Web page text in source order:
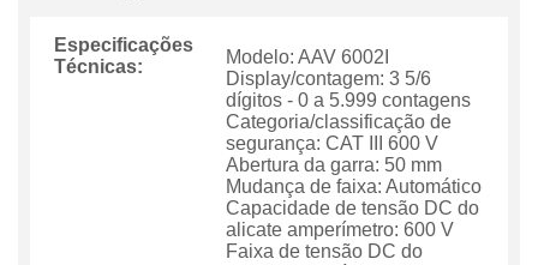
Especificações
Técnicas:
Modelo: AAV 6002I
Display/contagem: 3 5/6
dígitos - 0 a 5.999 contagens
Categoria/classificação de
segurança: CAT III 600 V
Abertura da garra: 50 mm
Mudança de faixa: Automático
Capacidade de tensão DC do
alicate amperímetro: 600 V
Faixa de tensão DC do